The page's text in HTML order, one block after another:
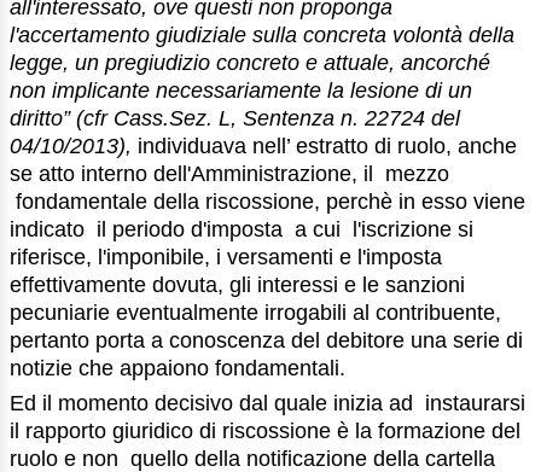
all'interessato, ove questi non proponga
l'accertamento giudiziale sulla concreta volontà della
legge, un pregiudizio concreto e attuale, ancorché
non implicante necessariamente la lesione di un
diritto” (cfr Cass.Sez. L, Sentenza n. 22724 del
04/10/2013), individuava nell’ estratto di ruolo, anche
se atto interno dell'Amministrazione, il mezzo
fondamentale della riscossione, perchè in esso viene
indicato il periodo d'imposta a cui l'iscrizione si
riferisce, l'imponibile, i versamenti e l'imposta
effettivamente dovuta, gli interessi e le sanzioni
pecuniarie eventualmente irrogabili al contribuente,
pertanto porta a conoscenza del debitore una serie di
notizie che appaiono fondamentali.
Ed il momento decisivo dal quale inizia ad instaurarsi
il rapporto giuridico di riscossione è la formazione del
ruolo e non quello della notificazione della cartella